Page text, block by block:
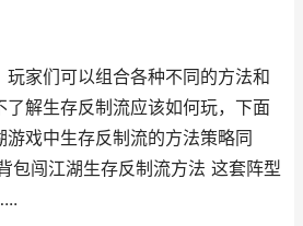
家们可以组合各种不同的方法和
解生存反制流应该如何玩，下面
戏中生存反制流的方法策略同
包闯江湖生存反制流方法 这套阵型